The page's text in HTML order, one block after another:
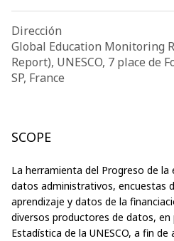
SCOPE
La herramienta del Progreso de la
datos administrativos, encuestas
aprendizaje y datos de la
diversos productores de datos,
Estadística de la UNESCO, a fin
Dirección
Global Education Monitoring
Report), UNESCO, 7 place de
SP, France